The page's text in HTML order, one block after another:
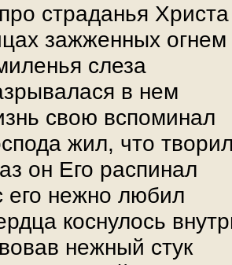
страданья Христа
зажженных огнем
слеза
в нем
свою вспоминал
жил, что
он Его распинал
его нежно любил
коснулось
нежный стук